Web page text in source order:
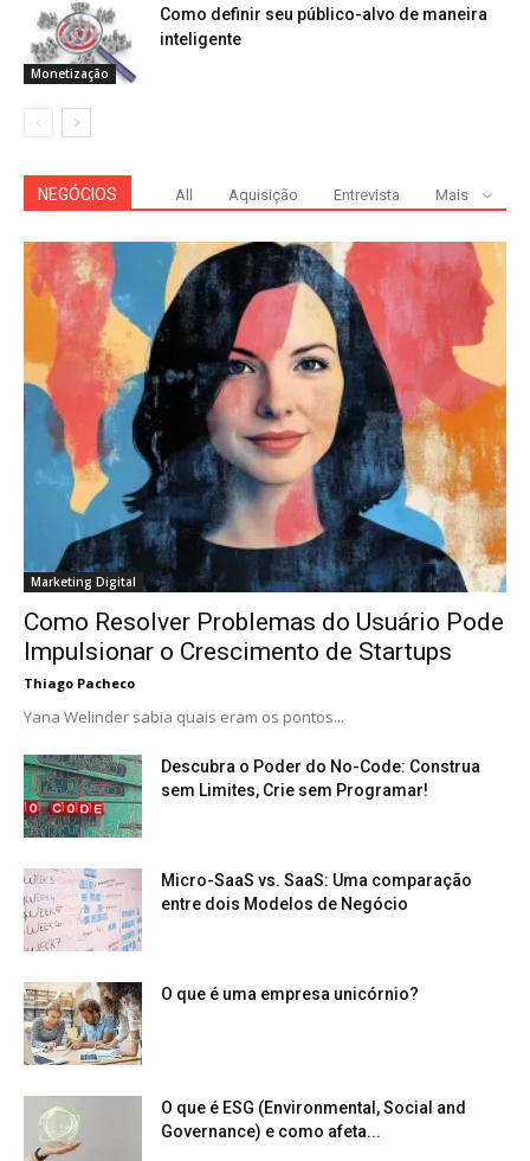
Monetização
Como definir seu público-alvo de maneira
inteligente
NEGÓCIOS All Aquisição Entrevista Mais
Marketing Digital
Como Resolver Problemas do Usuário Pode
Impulsionar o Crescimento de Startups
Thiago Pacheco
Yana Welinder sabia quais eram os pontos...
Descubra o Poder do No-Code: Construa
sem Limites, Crie sem Programar!
Micro-SaaS vs. SaaS: Uma comparação
entre dois Modelos de Negócio
O que é uma empresa unicórnio?
O que é ESG (Environmental, Social and
Governance) e como afeta...